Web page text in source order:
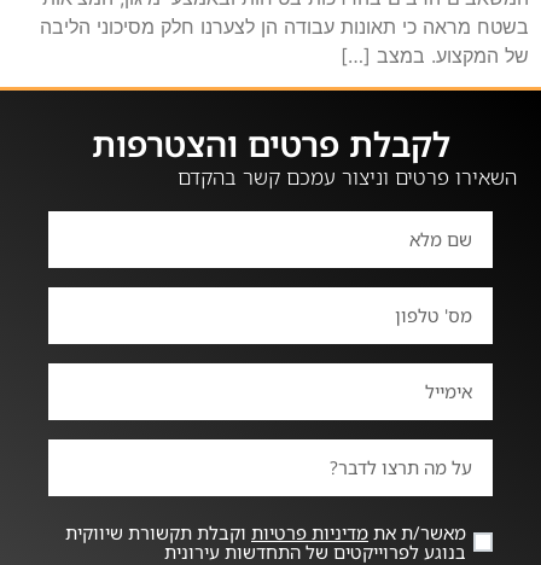
בשטח מראה כי תאונות עבודה הן לצערנו חלק מסיכוני הליבה
של המקצוע. במצב […]
לקבלת פרטים והצטרפות
השאירו פרטים וניצור עמכם קשר בהקדם
מאשר/ת את מדיניות פרטיות וקבלת תקשורת שיווקית
בנוגע לפרוייקטים של התחדשות עירונית